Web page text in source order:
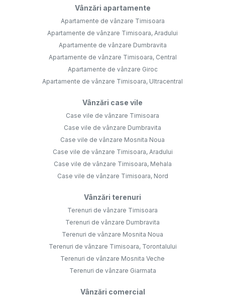
Vânzări apartamente
Apartamente de vânzare Timisoara
Apartamente de vânzare Timisoara, Aradului
Apartamente de vânzare Dumbravita
Apartamente de vânzare Timisoara, Central
Apartamente de vânzare Giroc
Apartamente de vânzare Timisoara, Ultracentral
Vânzări case vile
Case vile de vânzare Timisoara
Case vile de vânzare Dumbravita
Case vile de vânzare Mosnita Noua
Case vile de vânzare Timisoara, Aradului
Case vile de vânzare Timisoara, Mehala
Case vile de vânzare Timisoara, Nord
Vânzări terenuri
Terenuri de vânzare Timisoara
Terenuri de vânzare Dumbravita
Terenuri de vânzare Mosnita Noua
Terenuri de vânzare Timisoara, Torontalului
Terenuri de vânzare Mosnita Veche
Terenuri de vânzare Giarmata
Vânzări comercial